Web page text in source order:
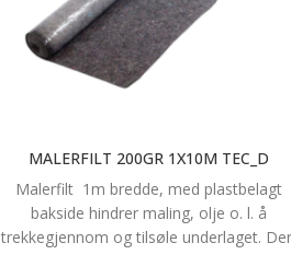
MALERFILT 200GR 1X10M TEC_D
Malerfilt 1m bredde, med plastbelagt
bakside hindrer maling, olje o. l. å
trekkegjennom og tilsøle underlaget.